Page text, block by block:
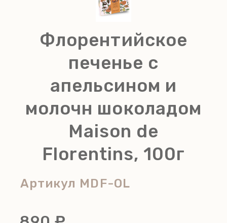
Флорентийское
печенье с
апельсином и
молочн шоколадом
Maison de
Florentins, 100г
Артикул MDF-OL